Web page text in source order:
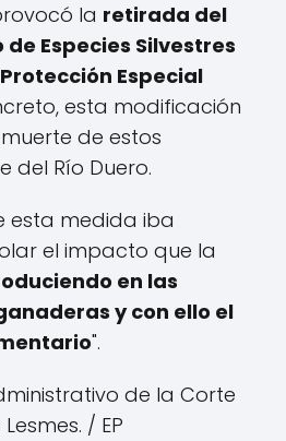
la retirada del
Especies Silvestres
Especial
esta modificación
de estos
del Río Duero.
esta medida iba
el impacto que la
en las
y con ello el
".
de la Corte
/ EP